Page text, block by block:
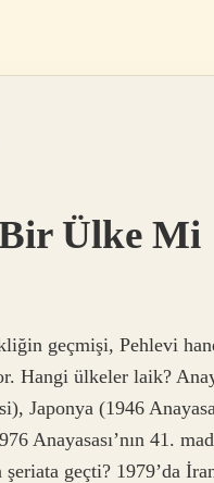
Ülke Mi
geçmişi, Pehlevi
Hangi ülkeler laik?
Japonya (1946
Anayasası’nın 41.
geçti? 1979’da